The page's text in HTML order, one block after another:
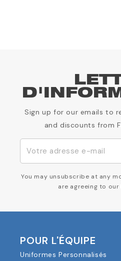
Sign up for our emails to
and discounts from
You may unsubscribe at any
are agreeing to our
POUR L'ÉQUIPE
Uniformes Personnalisés